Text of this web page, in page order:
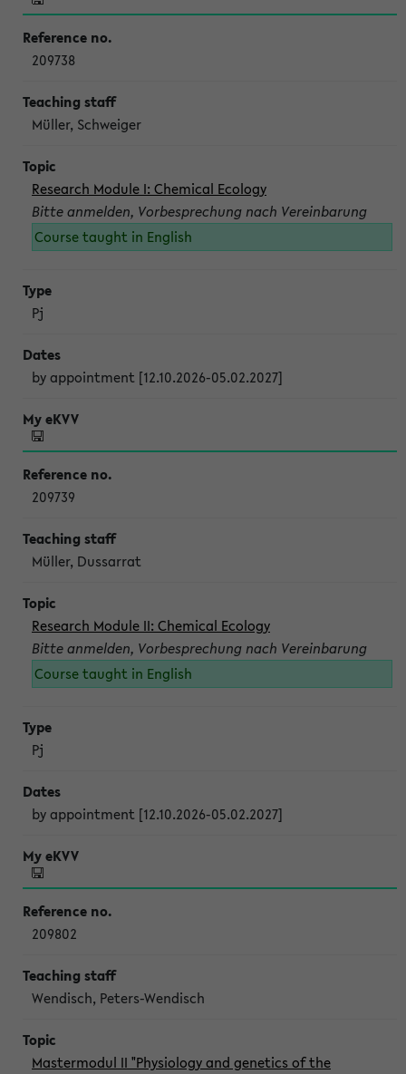
209738
Müller, Schweiger
Research Module I: Chemical Ecology
Bitte anmelden, Vorbesprechung nach Vereinbarung
Course taught in English
Pj
by appointment [12.10.2026-05.02.2027]
209739
Müller, Dussarrat
Research Module II: Chemical Ecology
Bitte anmelden, Vorbesprechung nach Vereinbarung
Course taught in English
Pj
by appointment [12.10.2026-05.02.2027]
209802
Wendisch, Peters-Wendisch
Mastermodul II "Physiology and genetics of the